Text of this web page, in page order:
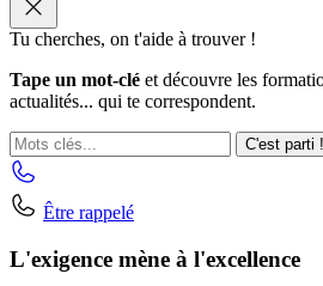
Tu cherches, on t'aide à trouver !
Tape un mot-clé et découvre les
actualités... qui te correspondent.
C'est parti !
Être rappelé
L'exigence mène à l'excellence